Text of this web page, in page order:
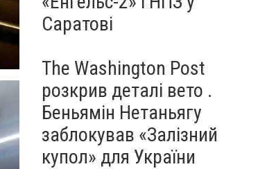
Саратові
The Washington Post
розкрив деталі вето .
Беньямін Нетаньягу
заблокував «Залізний
купол» для України